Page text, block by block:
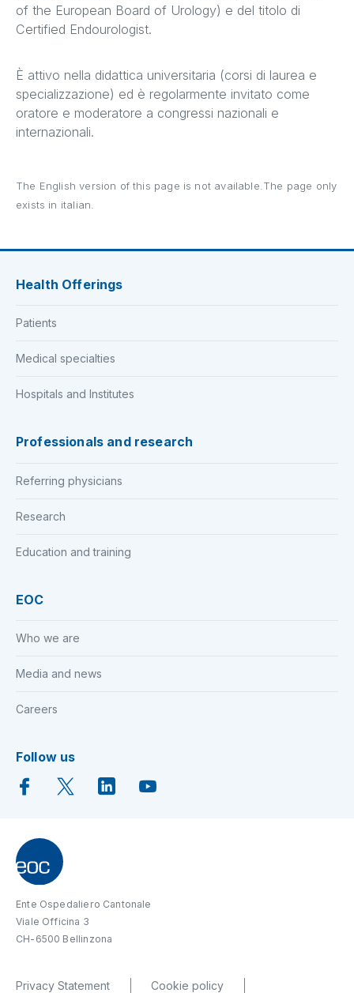
of the European Board of Urology) e del titolo di
Certified Endourologist.
È attivo nella didattica universitaria (corsi di laurea e
specializzazione) ed è regolarmente invitato come
oratore e moderatore a congressi nazionali e
internazionali.
The English version of this page is not available.The page only
exists in italian.
Health Offerings
Patients
Medical specialties
Hospitals and Institutes
Professionals and research
Referring physicians
Research
Education and training
EOC
Who we are
Media and news
Careers
Follow us
Ente Ospedaliero Cantonale
Viale Officina 3
CH-6500 Bellinzona
Privacy Statement Cookie policy